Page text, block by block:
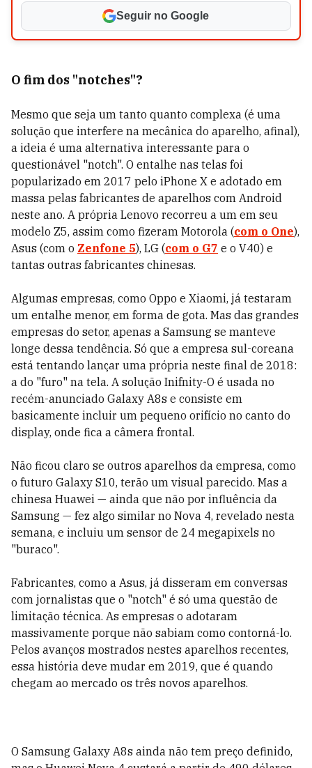
Seguir no Google
O fim dos "notches"?
Mesmo que seja um tanto quanto complexa (é uma
solução que interfere na mecânica do aparelho, afinal),
a ideia é uma alternativa interessante para o
questionável "notch". O entalhe nas telas foi
popularizado em 2017 pelo iPhone X e adotado em
massa pelas fabricantes de aparelhos com Android
neste ano. A própria Lenovo recorreu a um em seu
modelo Z5, assim como fizeram Motorola (com o One),
Asus (com o Zenfone 5), LG (com o G7 e o V40) e
tantas outras fabricantes chinesas.
Algumas empresas, como Oppo e Xiaomi, já testaram
um entalhe menor, em forma de gota. Mas das grandes
empresas do setor, apenas a Samsung se manteve
longe dessa tendência. Só que a empresa sul-coreana
está tentando lançar uma própria neste final de 2018:
a do "furo" na tela. A solução Inifnity-O é usada no
recém-anunciado Galaxy A8s e consiste em
basicamente incluir um pequeno orifício no canto do
display, onde fica a câmera frontal.
Não ficou claro se outros aparelhos da empresa, como
o futuro Galaxy S10, terão um visual parecido. Mas a
chinesa Huawei — ainda que não por influência da
Samsung — fez algo similar no Nova 4, revelado nesta
semana, e incluiu um sensor de 24 megapixels no
"buraco".
Fabricantes, como a Asus, já disseram em conversas
com jornalistas que o "notch" é só uma questão de
limitação técnica. As empresas o adotaram
massivamente porque não sabiam como contorná-lo.
Pelos avanços mostrados nestes aparelhos recentes,
essa história deve mudar em 2019, que é quando
chegam ao mercado os três novos aparelhos.
O Samsung Galaxy A8s ainda não tem preço definido,